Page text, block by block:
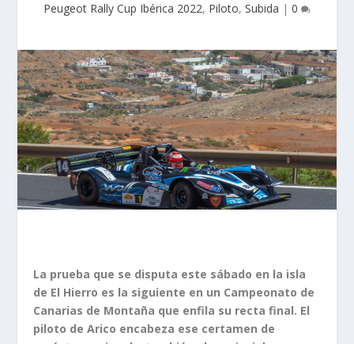
Peugeot Rally Cup Ibérica 2022, Piloto, Subida | 0
La prueba que se disputa este sábado en la isla
de El Hierro es la siguiente en un Campeonato de
Canarias de Montaña que enfila su recta final. El
piloto de Arico encabeza ese certamen de